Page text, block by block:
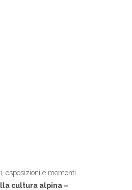
esposizioni e momenti
cultura alpina –